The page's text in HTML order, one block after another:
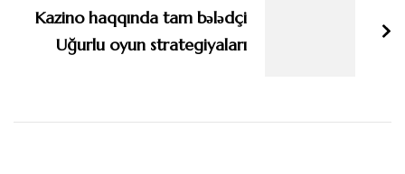
Kazino haqqında tam bələdçi
Uğurlu oyun strategiyaları